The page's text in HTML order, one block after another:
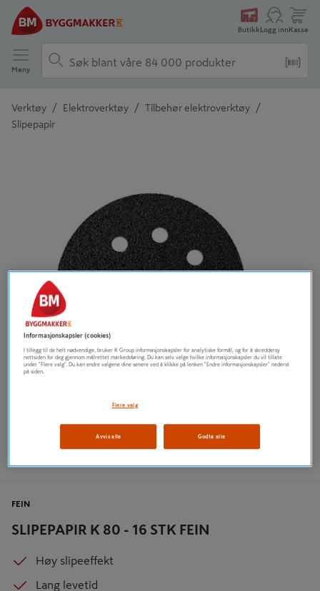
ButikkLogg innKasse
Meny
Verktøy / Elektroverktøy / Tilbehør elektroverktøy /
Slipepapir
SLIPEPAPIR K 80 - 16 STK FEIN
FEIN
Høy slipeeffekt
Lang levetid
Informasjonskapsler (cookies)
I tillegg til de helt nødvendige, bruker K Group informasjonskapsler for analytiske formål, og for å skreddersy
nettsiden for deg gjennom målrettet markedsføring. Du kan selv velge hvilke informasjonskapsler du vil tillate
under "Flere valg". Du kan endre valgene dine senere ved å klikke på lenken "Endre informasjonskapsler" nederst
på siden.
Flere valg
Avvis alle Godta alle